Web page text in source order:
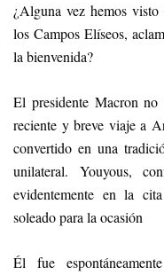
¿Alguna vez hemos
los Campos Elíseos,
la bienvenida?
El presidente Macron
reciente y breve viaje a
convertido en una
unilateral. Youyous,
evidentemente en la
soleado para la ocasión
Él fue